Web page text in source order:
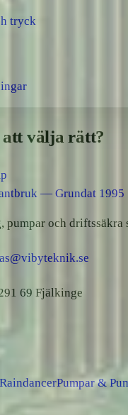
tryck
välja rätt?
— Grundat 1995
pumpar och
69 Fjälkinge
RaindancerPumpar &